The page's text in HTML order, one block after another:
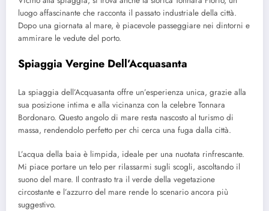
luogo affascinante che racconta il passato industriale della città.
Dopo una giornata al mare, è piacevole passeggiare nei dintorni e
ammirare le vedute del porto.
Spiaggia Vergine Dell’Acquasanta
La spiaggia dell’Acquasanta offre un’esperienza unica, grazie alla
sua posizione intima e alla vicinanza con la celebre Tonnara
Bordonaro. Questo angolo di mare resta nascosto al turismo di
massa, rendendolo perfetto per chi cerca una fuga dalla città.
L’acqua della baia è limpida, ideale per una nuotata rinfrescante.
Mi piace portare un telo per rilassarmi sugli scogli, ascoltando il
suono del mare. Il contrasto tra il verde della vegetazione
circostante e l’azzurro del mare rende lo scenario ancora più
suggestivo.